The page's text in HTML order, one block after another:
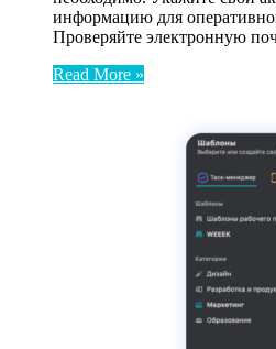
информацию для
Проверяйте электронную
Read More »